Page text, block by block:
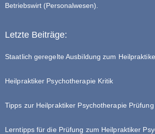
Betriebswirt (Personalwesen).
Letzte Beiträge:
Staatlich geregelte Ausbildung zum
Heilpraktiker Psychotherapie Kritik
Tipps zur Heilpraktiker Psychotherapie Prüfung
Lerntipps für die Prüfung zum Heilpraktiker